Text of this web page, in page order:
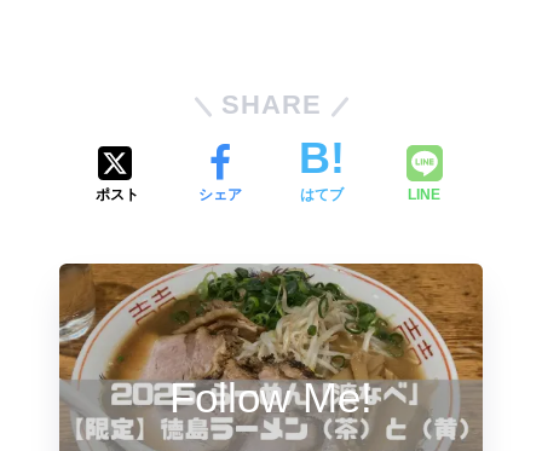
SHARE
ポスト シェア はてブ LINE
Follow Me!